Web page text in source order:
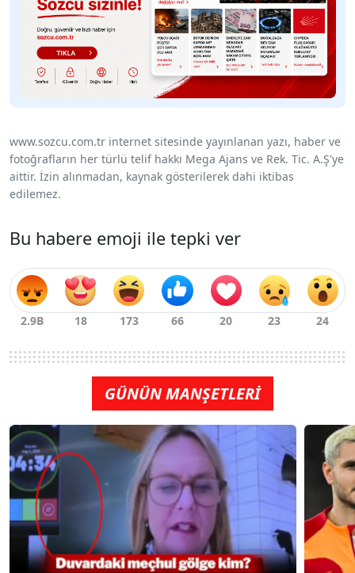
www.sozcu.com.tr internet sitesinde yayınlanan yazı, haber ve
fotoğrafların her türlü telif hakkı Mega Ajans ve Rek. Tic. A.Ş'ye
aittir. İzin alınmadan, kaynak gösterilerek dahi iktibas
edilemez.
Bu habere emoji ile tepki ver
GÜNÜN MANŞETLERİ